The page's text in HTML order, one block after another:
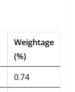
Weightage
(%)
0.74